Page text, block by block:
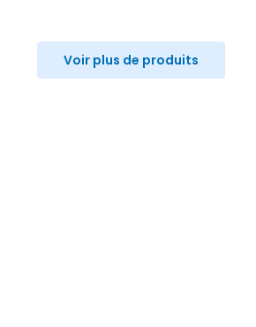
Voir plus de produits